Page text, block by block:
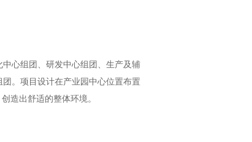
心组团、研发中心组团、生产及辅
。项目设计在产业园中心位置布置
造出舒适的整体环境。